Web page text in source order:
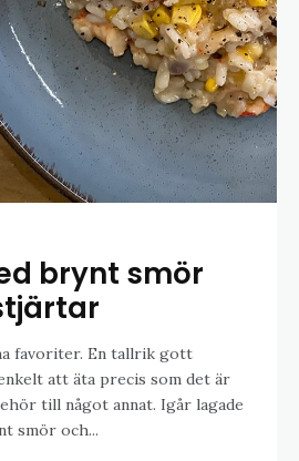
brynt smör
favoriter. En tallrik gott
att äta precis som det är
till något annat. Igår lagade
smör och...